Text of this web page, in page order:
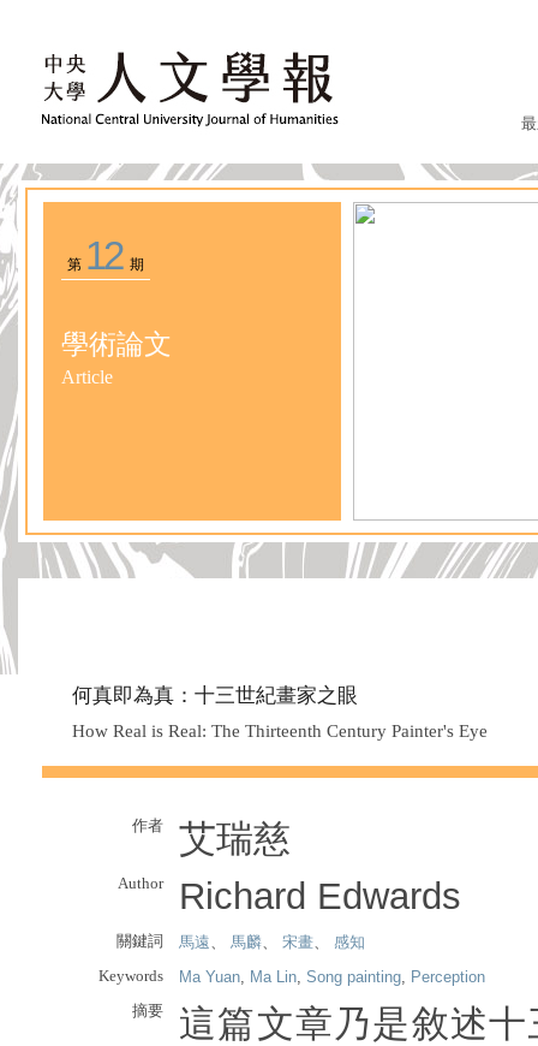
第 12期
學術論文
Article
何真即為真：十三世紀畫家之眼
How Real is Real: The Thirteenth Century Painter's Eye
作者 艾瑞慈
Author Richard Edwards
關鍵詞 馬遠、 馬麟、 宋畫、 感知
Keywords
Ma Yuan, Ma Lin, Song painting, Perception
摘要
這篇文章乃是敘述